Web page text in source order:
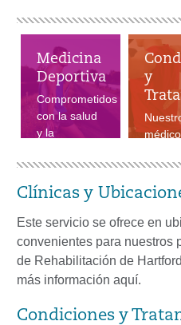
Medicina
Deportiva
Comprometidos
con la salud
y la
los
deportistas
de todas las
edades y
y
tratan
amplia
Clínicas y
Este servicio se ofrece en
convenientes para nuestros
de Rehabilitación de
más información aquí.
Condiciones y